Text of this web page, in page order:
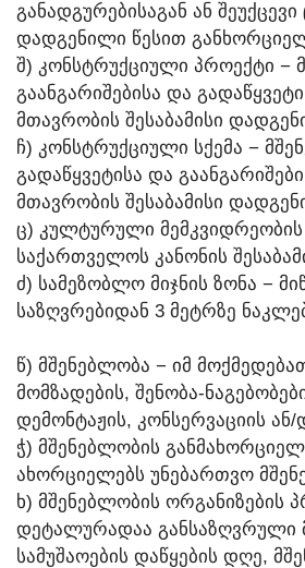
ᲒᲐᲜᲐᲓᲒᲣᲠᲔᲑᲘᲡᲐᲒᲐᲜ ᲐᲜ
ᲓᲐᲓᲒᲔᲜᲘᲚᲘ ᲬᲔᲡᲘᲗ
Შ) ᲙᲝᲜᲡᲢᲠᲣᲥᲪᲘᲣᲚᲘ ᲞᲠᲝᲔᲥᲢᲘ −
ᲒᲐᲐᲜᲒᲐᲠᲘᲨᲔᲑᲘᲡᲐ ᲓᲐ
ᲛᲗᲐᲕᲠᲝᲑᲘᲡ ᲨᲔᲡᲐᲑᲐᲛᲘᲡᲘ
Ჩ) ᲙᲝᲜᲡᲢᲠᲣᲥᲪᲘᲣᲚᲘ ᲡᲥᲔᲛᲐ −
ᲒᲐᲓᲐᲬᲧᲕᲔᲢᲘᲡᲐ ᲓᲐ
ᲛᲗᲐᲕᲠᲝᲑᲘᲡ ᲨᲔᲡᲐᲑᲐᲛᲘᲡᲘ
Ც) ᲙᲣᲚᲢᲣᲠᲣᲚᲘ ᲛᲔᲛᲙᲕᲘᲓᲠᲔᲝᲑᲘᲡ
ᲡᲐᲥᲐᲠᲗᲕᲔᲚᲝᲡ ᲙᲐᲜᲝᲜᲘᲡ
Ძ) ᲡᲐᲛᲔᲖᲝᲑᲚᲝ ᲛᲘᲯᲜᲘᲡ ᲖᲝᲜᲐ −
ᲡᲐᲖᲦᲕᲠᲔᲑᲘᲓᲐᲜ 3 ᲛᲔᲢᲠᲖᲔ
Წ) ᲛᲨᲔᲜᲔᲑᲚᲝᲑᲐ − ᲘᲛ
ᲛᲝᲛᲖᲐᲓᲔᲑᲘᲡ, ᲨᲔᲜᲝᲑᲐ-
ᲓᲔᲛᲝᲜᲢᲐᲟᲘᲡ, ᲙᲝᲜᲡᲔᲠᲕᲐᲪᲘᲘᲡ
Ჭ) ᲛᲨᲔᲜᲔᲑᲚᲝᲑᲘᲡ
ᲐᲮᲝᲠᲪᲘᲔᲚᲔᲑᲡ ᲣᲜᲔᲑᲐᲠᲗᲕᲝ
Ხ) ᲛᲨᲔᲜᲔᲑᲚᲝᲑᲘᲡ
ᲓᲔᲢᲐᲚᲣᲠᲐᲓᲐᲐ ᲒᲐᲜᲡᲐᲖᲦᲕᲠᲣᲚᲘ
ᲡᲐᲛᲣᲨᲐᲝᲔᲑᲘᲡ ᲓᲐᲬᲧᲔᲑᲘᲡ ᲓᲦᲔ,